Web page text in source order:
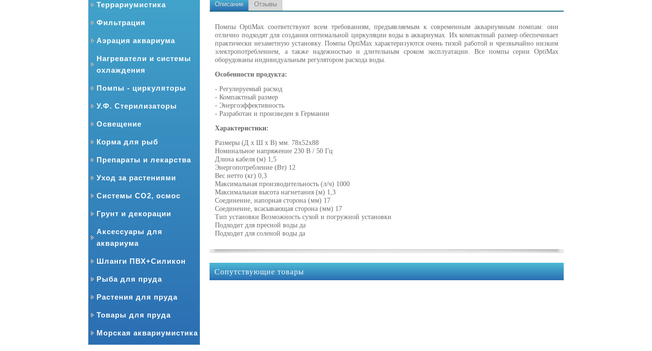
Террариумистика
Фильтрация
Аэрация аквариума
Нагреватели и системы
охлаждения
Помпы - циркуляторы
У.Ф. Стерилизаторы
Освещение
Корма для рыб
Препараты и лекарства
Уход за растениями
Системы CO2, осмос
Грунт и декорации
Аксессуары для
аквариума
Шланги ПВХ+Силикон
Рыба для пруда
Растения для пруда
Товары для пруда
Морская аквариумистика
Описание Отзывы
Помпы OptiMax соответствуют всем требованиям, предъявляемым к современным аквариумным помпам: они
отлично подходят для создания оптимальной циркуляции воды в аквариумах. Их компактный размер обеспечивает
практически незаметную установку. Помпы OptiMax характеризуются очень тихой работой и чрезвычайно низким
электропотреблением, а также надежностью и длительным сроком эксплуатации. Все помпы серии OptiMax
оборудованы индивидуальным регулятором расхода воды.
Особенности продукта:
- Регулируемый расход
- Компактный размер
- Энергоэффективность
- Разработан и произведен в Германии
Характеристики:
Размеры (Д х Ш х В) мм. 78х52х88
Номинальное напряжение 230 В / 50 Гц
Длина кабеля (м) 1,5
Энергопотребление (Вт) 12
Вес нетто (кг) 0,3
Максимальная производительность (л/ч) 1000
Максимальная высота нагнетания (м) 1,3
Соединение, напорная сторона (мм) 17
Соединение, всасывающая сторона (мм) 17
Тип установки Возможность сухой и погружной установки
Подходит для пресной воды да
Подходит для соленой воды да
Сопутствующие товары